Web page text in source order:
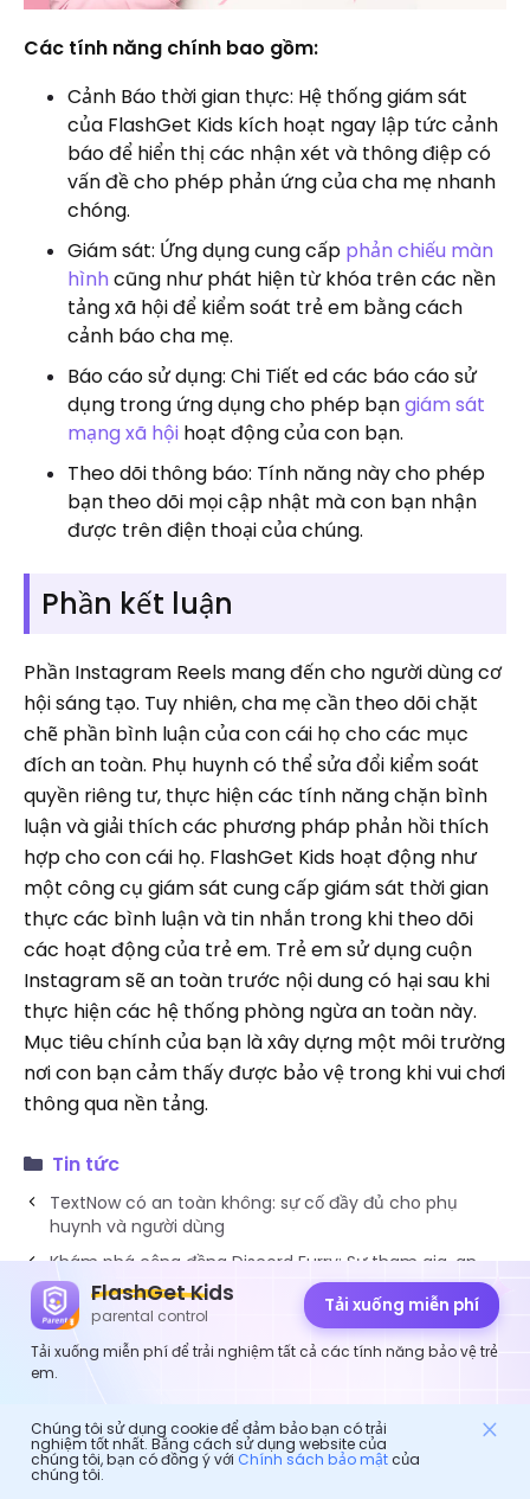
Các tính năng chính bao gồm:
Cảnh Báo thời gian thực: Hệ thống giám sát
của FlashGet Kids kích hoạt ngay lập tức cảnh
báo để hiển thị các nhận xét và thông điệp có
vấn đề cho phép phản ứng của cha mẹ nhanh
chóng.
Giám sát: Ứng dụng cung cấp phản chiếu màn
hình cũng như phát hiện từ khóa trên các nền
tảng xã hội để kiểm soát trẻ em bằng cách
cảnh báo cha mẹ.
Báo cáo sử dụng: Chi Tiết ed các báo cáo sử
dụng trong ứng dụng cho phép bạngiám sát
mạng xã hội hoạt động của con bạn.
Theo dõi thông báo: Tính năng này cho phép
bạn theo dõi mọi cập nhật mà con bạn nhận
được trên điện thoại của chúng.
Phần kết luận
Phần Instagram Reels mang đến cho người dùng cơ
hội sáng tạo. Tuy nhiên, cha mẹ cần theo dõi chặt
chẽ phần bình luận của con cái họ cho các mục
đích an toàn. Phụ huynh có thể sửa đổi kiểm soát
quyền riêng tư, thực hiện các tính năng chặn bình
luận và giải thích các phương pháp phản hồi thích
hợp cho con cái họ. FlashGet Kids hoạt động như
một công cụ giám sát cung cấp giám sát thời gian
thực các bình luận và tin nhắn trong khi theo dõi
các hoạt động của trẻ em. Trẻ em sử dụng cuộn
Instagram sẽ an toàn trước nội dung có hại sau khi
thực hiện các hệ thống phòng ngừa an toàn này.
Mục tiêu chính của bạn là xây dựng một môi trường
nơi con bạn cảm thấy được bảo vệ trong khi vui chơi
thông qua nền tảng.
Tin tức
TextNow có an toàn không: sự cố đầy đủ cho phụ
huynh và người dùng
Khám phá cộng đồng Discord Furry: Sự tham gia, an
toàn và tính năng
Tải xuống miễn phí. Thiết lập đơn giản. Bảo
vệ đáng tin cậy.
FlashGet Kids
parental control
Tải xuống miễn phí
Tải xuống miễn phí để trải nghiệm tất cả các tính năng bảo vệ trẻ
em.
Chúng tôi sử dụng cookie để đảm bảo bạn có trải
nghiệm tốt nhất. Bằng cách sử dụng website của
chúng tôi, bạn có đồng ý với Chính sách bảo mậtcủa
chúng tôi.